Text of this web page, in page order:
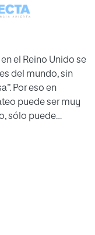
el Reino Unido se
del mundo, sin
Por eso en
puede ser muy
sólo puede
De este modo no
la
perspectiva local y
la asignatura de
que la tendencia